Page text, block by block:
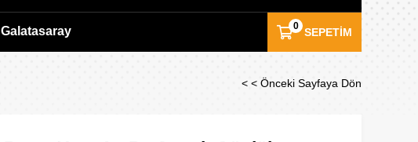
SEPETIM
0
Galatasaray
< < Önceki Sayfaya Dön